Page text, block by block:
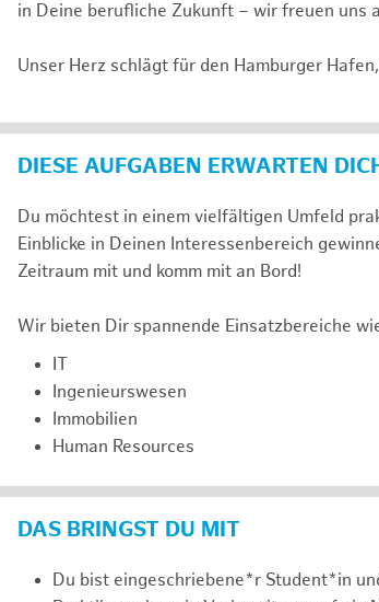
in Deine berufliche Zukunft – wir freuen uns
Unser Herz schlägt für den Hamburger
DIESE AUFGABEN ERWARTEN
Du möchtest in einem vielfältigen Umfeld
Einblicke in Deinen Interessenbereich
Zeitraum mit und komm mit an Bord!
Wir bieten Dir spannende Einsatzbereiche
IT
Ingenieurswesen
Immobilien
Human Resources
DAS BRINGST DU MIT
Du bist eingeschriebene*r Student*in